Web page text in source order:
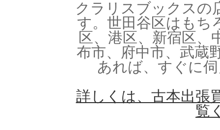
クラリスブックスの
す。世田谷区 はもち
区、港区、新宿区、
布市、府中市、武蔵
あれば、すぐに
詳しくは、古本出張
覧